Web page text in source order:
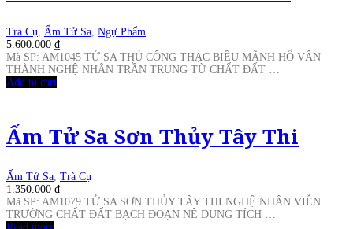
Trà Cụ, Ấm Tử Sa, Ngự Phẩm
5.600.000 ₫
Mã SP: AM1045 TỬ SA THỦ CÔNG THẠC BIỀU MÃNH HỔ VÂN
THÀNH NGHỆ NHÂN TRẦN TRUNG TỪ CHẤT ĐẤT …
Add to cart
Ấm Tử Sa Sơn Thủy Tây Thi
Ấm Tử Sa, Trà Cụ
1.350.000 ₫
Mã SP: AM1079 TỬ SA SƠN THỦY TÂY THI NGHỆ NHÂN VIỄN
TRƯỜNG CHẤT ĐẤT BẠCH ĐOẠN NÊ DUNG TÍCH …